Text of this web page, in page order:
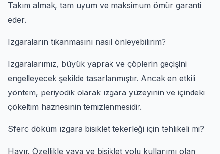
Takım almak, tam uyum ve maksimum ömür garanti
eder.
Izgaraların tıkanmasını nasıl önleyebilirim?
Izgaralarımız, büyük yaprak ve çöplerin geçişini
engelleyecek şekilde tasarlanmıştır. Ancak en etkili
yöntem, periyodik olarak ızgara yüzeyinin ve içindeki
çökeltim haznesinin temizlenmesidir.
Sfero döküm ızgara bisiklet tekerleği için tehlikeli mi?
Hayır. Özellikle yaya ve bisiklet yolu kullanımı olan